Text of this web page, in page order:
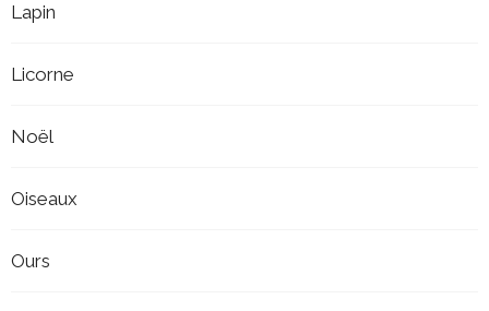
Lapin
Licorne
Noël
Oiseaux
Ours